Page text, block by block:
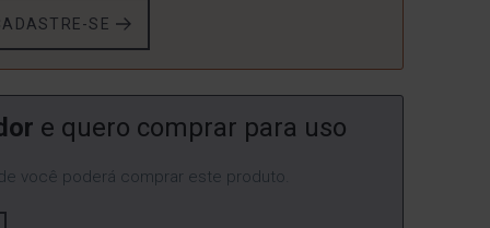
SE
e quero comprar para uso
você poderá comprar este produto.